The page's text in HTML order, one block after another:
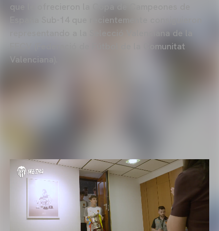
que le ofrecieron la Copa de Campeones de
España Sub-14 que recientemente consiguieron
representando a la Selecció Valenciana de la
FFCV (Federació de Fútbol de la Comunitat
Valenciana).